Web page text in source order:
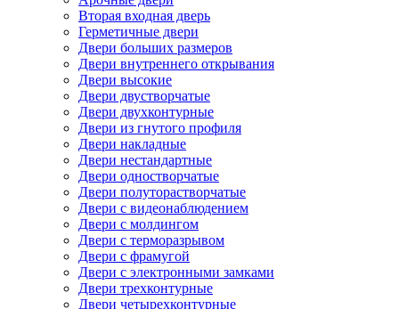
Вторая входная дверь
Герметичные двери
Двери больших размеров
Двери внутреннего открывания
Двери высокие
Двери двустворчатые
Двери двухконтурные
Двери из гнутого профиля
Двери накладные
Двери нестандартные
Двери одностворчатые
Двери полуторастворчатые
Двери с видеонаблюдением
Двери с молдингом
Двери с терморазрывом
Двери с фрамугой
Двери с электронными замками
Двери трехконтурные
Двери четырехконтурные